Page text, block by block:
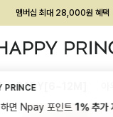
회원전용 아울렛, 가입하면 ~60%
멤버십 최대 28,000원 혜택
BABY[6~12M]
PRINCE
하면 Npay 포인트1%추가